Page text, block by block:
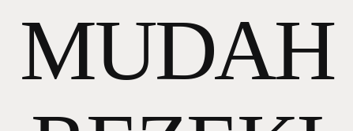
MUDAH